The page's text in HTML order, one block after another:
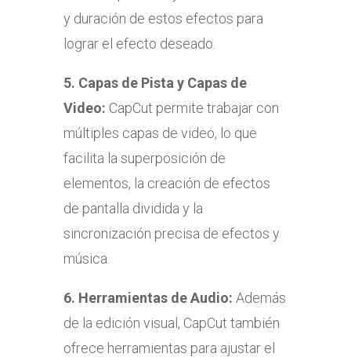
y duración de estos efectos para
lograr el efecto deseado.
5. Capas de Pista y Capas de
Video: CapCut permite trabajar con
múltiples capas de video, lo que
facilita la superposición de
elementos, la creación de efectos
de pantalla dividida y la
sincronización precisa de efectos y
música.
6. Herramientas de Audio: Además
de la edición visual, CapCut también
ofrece herramientas para ajustar el